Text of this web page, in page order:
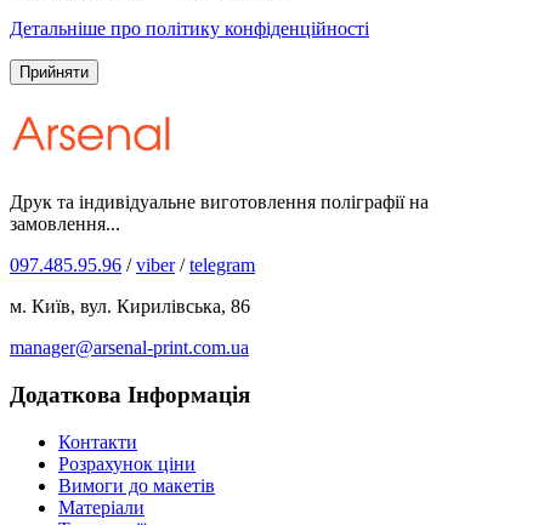
Детальніше про політику конфіденційності
Прийняти
Друк та індивідуальне виготовлення поліграфії на
замовлення...
097.485.95.96 /viber/telegram
м. Київ, вул. Кирилівська, 86
manager@arsenal-print.com.ua
Додаткова Інформація
Контакти
Розрахунок ціни
Вимоги до макетів
Матеріали